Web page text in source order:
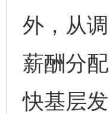
外，从
薪酬分
快基层